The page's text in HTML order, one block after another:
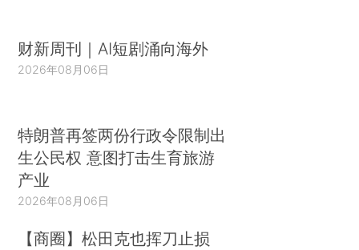
财新周刊｜AI短剧涌向海外
2026年08月06日
特朗普再签两份行政令限制出
生公民权 意图打击生育旅游
产业
2026年08月06日
【商圈】松田克也挥刀止损